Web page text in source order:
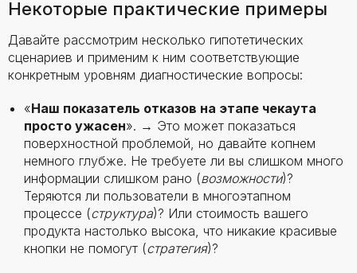
Некоторые практические примеры
Давайте рассмотрим несколько гипотетических
сценариев и применим к ним соответствующие
конкретным уровням диагностические вопросы:
«Наш показатель отказов на этапе чекаута
просто ужасен». → Это может показаться
поверхностной проблемой, но давайте копнем
немного глубже. Не требуете ли вы слишком много
информации слишком рано (возможности)?
Теряются ли пользователи в многоэтапном
процессе (структура)? Или стоимость вашего
продукта настолько высока, что никакие красивые
кнопки не помогут (стратегия)?